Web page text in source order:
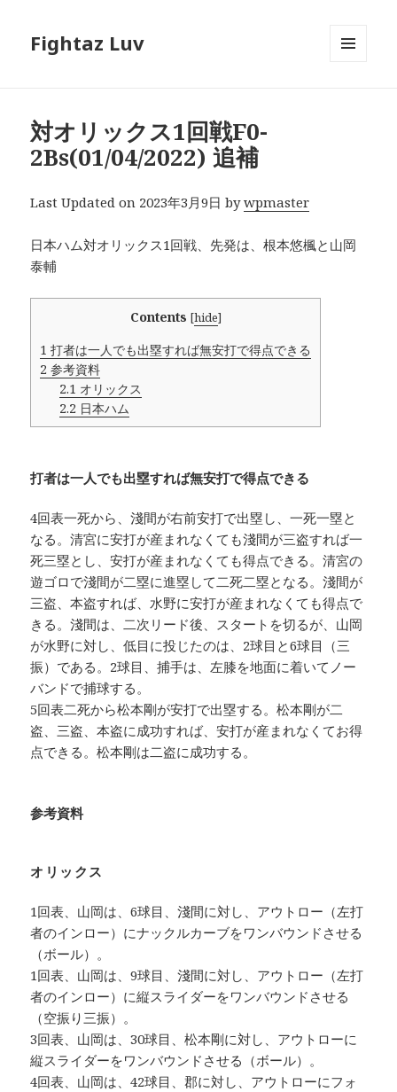
Fightaz Luv
対オリックス1回戦F0-
2Bs(01/04/2022) 追補
Last Updated on 2023年3月9日 bywpmaster
日本ハム対オリックス1回戦、先発は、根本悠楓と山岡
泰輔
Contents [hide]
1 打者は一人でも出塁すれば無安打で得点できる
2 参考資料
2.1 オリックス
2.2 日本ハム
打者は一人でも出塁すれば無安打で得点できる
4回表一死から、淺間が右前安打で出塁し、一死一塁と
なる。清宮に安打が産まれなくても淺間が三盗すれば一
死三塁とし、安打が産まれなくても得点できる。清宮の
遊ゴロで淺間が二塁に進塁して二死二塁となる。淺間が
三盗、本盗すれば、水野に安打が産まれなくても得点で
きる。淺間は、二次リード後、スタートを切るが、山岡
が水野に対し、低目に投じたのは、2球目と6球目（三
振）である。2球目、捕手は、左膝を地面に着いてノー
バンドで捕球する。
5回表二死から松本剛が安打で出塁する。松本剛が二
盗、三盗、本盗に成功すれば、安打が産まれなくてお得
点できる。松本剛は二盗に成功する。
参考資料
オリックス
1回表、山岡は、6球目、淺間に対し、アウトロー（左打
者のインロー）にナックルカーブをワンバウンドさせる
（ボール）。
1回表、山岡は、9球目、淺間に対し、アウトロー（左打
者のインロー）に縦スライダーをワンバウンドさせる
（空振り三振）。
3回表、山岡は、30球目、松本剛に対し、アウトローに
縦スライダーをワンバウンドさせる（ボール）。
4回表、山岡は、42球目、郡に対し、アウトローにフォ